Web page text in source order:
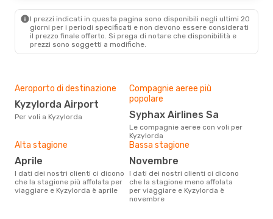
I prezzi indicati in questa pagina sono disponibili negli ultimi 20
giorni per i periodi specificati e non devono essere considerati
il ​​prezzo finale offerto. Si prega di notare che disponibilità e
prezzi sono soggetti a modifiche.
Aeroporto di destinazione
Kyzylorda Airport
Per voli a Kyzylorda
Compagnie aeree più
popolare
Syphax Airlines Sa
Le compagnie aeree con voli per
Kyzylorda
Alta stagione
aprile
I dati dei nostri clienti ci dicono
che la stagione più affolata per
viaggiare e Kyzylorda è aprile
Bassa stagione
novembre
I dati dei nostri clienti ci dicono
che la stagione meno affolata
per viaggiare e Kyzylorda è
novembre